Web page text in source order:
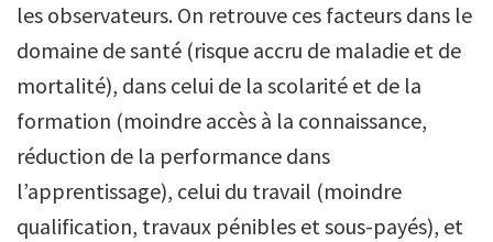
les observateurs. On retrouve ces facteurs dans le
domaine de santé (risque accru de maladie et de
mortalité), dans celui de la scolarité et de la
formation (moindre accès à la connaissance,
réduction de la performance dans
l’apprentissage), celui du travail (moindre
qualification, travaux pénibles et sous-payés), et